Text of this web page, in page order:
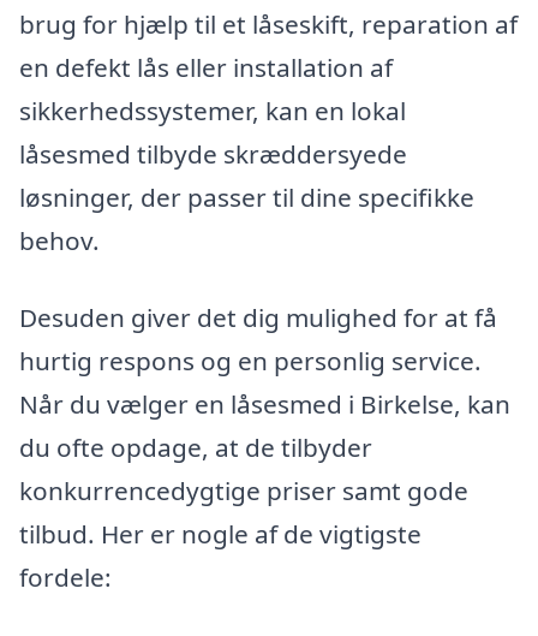
brug for hjælp til et låseskift, reparation af
en defekt lås eller installation af
sikkerhedssystemer, kan en lokal
låsesmed tilbyde skræddersyede
løsninger, der passer til dine specifikke
behov.
Desuden giver det dig mulighed for at få
hurtig respons og en personlig service.
Når du vælger en låsesmed i Birkelse, kan
du ofte opdage, at de tilbyder
konkurrencedygtige priser samt gode
tilbud. Her er nogle af de vigtigste
fordele: